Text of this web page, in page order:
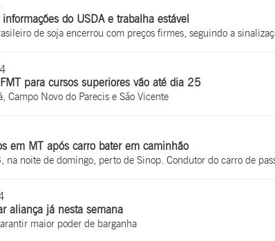
do USDA e trabalha estável
de soja encerrou com preços firmes, seguindo a
para cursos superiores vão até dia 25
Campo Novo do Parecis e São Vicente
em MT após carro bater em caminhão
noite de domingo, perto de Sinop. Condutor do carro de
aliança já nesta semana
maior poder de barganha